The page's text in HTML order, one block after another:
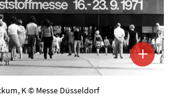
K © Messe Düsseldorf